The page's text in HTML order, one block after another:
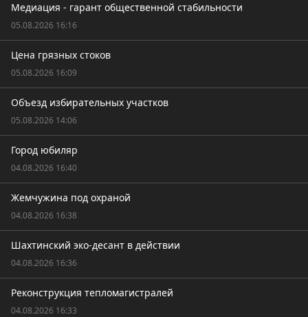
Медиация - гарант общественной стабильности
05.08.2026 16:16
Цена грязных стоков
05.08.2026 16:09
Объезд избирательных участков
05.08.2026 14:06
Город юбиляр
04.08.2026 16:40
Жемчужина под охраной
04.08.2026 16:38
Шахтинский эко-десант в действии
04.08.2026 16:36
Реконструкция тепломагистралей
04.08.2026 16:33